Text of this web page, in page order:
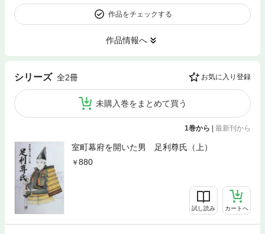
作品をチェックする
作品情報へ
シリーズ 全2冊 お気に入り登録
未購入巻をまとめて買う
1巻から | 最新刊から
室町幕府を開いた男 足利尊氏（上）
880
試し読み カートへ